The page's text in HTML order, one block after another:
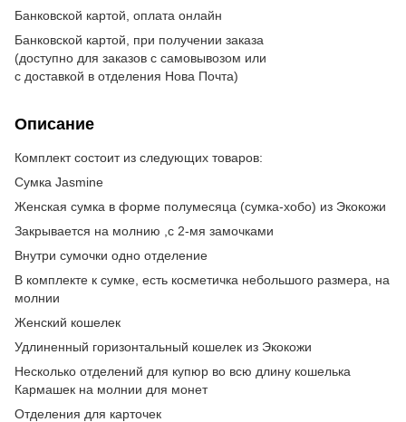
Банковской картой, оплата онлайн
Банковской картой, при получении заказа
(доступно для заказов с самовывозом или
с доставкой в отделения Нова Почта)
Описание
Комплект состоит из следующих товаров:
Сумка Jasmine
Женская сумка в форме полумесяца (сумка-хобо) из Экокожи
Закрывается на молнию ,с 2-мя замочками
Внутри сумочки одно отделение
В комплекте к сумке, есть косметичка небольшого размера, на
молнии
Женский кошелек
Удлиненный горизонтальный кошелек из Экокожи
Несколько отделений для купюр во всю длину кошелька
Кармашек на молнии для монет
Отделения для карточек